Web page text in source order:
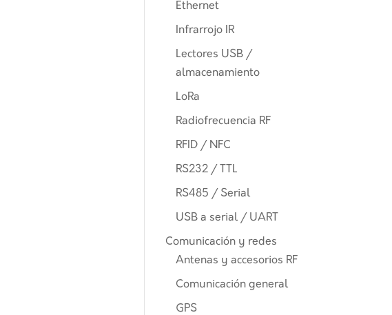
Ethernet
Infrarrojo IR
Lectores USB /
almacenamiento
LoRa
Radiofrecuencia RF
RFID / NFC
RS232 / TTL
RS485 / Serial
USB a serial / UART
Comunicación y redes
Antenas y accesorios RF
Comunicación general
GPS